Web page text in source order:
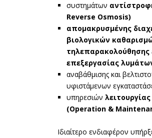
συστημάτων
Reverse Osmosis)
απομακρυσμένης
βιολογικών
επεξεργασίας
αναβάθμισης και
υφιστάμενων
υπηρεσιών
(Operation &
Ιδιαίτερο ενδιαφέρον